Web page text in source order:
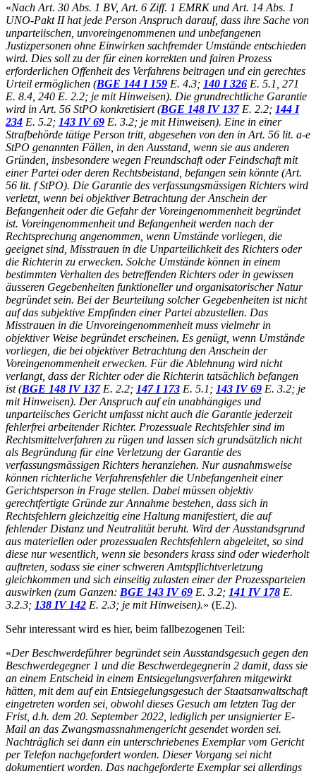
«Nach Art. 30 Abs. 1 BV, Art. 6 Ziff. 1 EMRK und Art. 14 Abs. 1
UNO-Pakt II hat jede Person Anspruch darauf, dass ihre Sache von
unparteiischen, unvoreingenommenen und unbefangenen
Justizpersonen ohne Einwirken sachfremder Umstände entschieden
wird. Dies soll zu der für einen korrekten und fairen Prozess
erforderlichen Offenheit des Verfahrens beitragen und ein gerechtes
Urteil ermöglichen (BGE 144 I 159 E. 4.3; 140 I 326 E. 5.1, 271
E. 8.4, 240 E. 2.2; je mit Hinweisen). Die grundrechtliche Garantie
wird in Art. 56 StPO konkretisiert (BGE 148 IV 137E. 2.2; 144 I
234 E. 5.2; 143 IV 69 E. 3.2; je mit Hinweisen). Eine in einer
Strafbehörde tätige Person tritt, abgesehen von den in Art. 56 lit. a-e
StPO genannten Fällen, in den Ausstand, wenn sie aus anderen
Gründen, insbesondere wegen Freundschaft oder Feindschaft mit
einer Partei oder deren Rechtsbeistand, befangen sein könnte (Art.
56 lit. f StPO). Die Garantie des verfassungsmässigen Richters wird
verletzt, wenn bei objektiver Betrachtung der Anschein der
Befangenheit oder die Gefahr der Voreingenommenheit begründet
ist. Voreingenommenheit und Befangenheit werden nach der
Rechtsprechung angenommen, wenn Umstände vorliegen, die
geeignet sind, Misstrauen in die Unparteilichkeit des Richters oder
die Richterin zu erwecken. Solche Umstände können in einem
bestimmten Verhalten des betreffenden Richters oder in gewissen
äusseren Gegebenheiten funktioneller und organisatorischer Natur
begründet sein. Bei der Beurteilung solcher Gegebenheiten ist nicht
auf das subjektive Empfinden einer Partei abzustellen. Das
Misstrauen in die Unvoreingenommenheit muss vielmehr in
objektiver Weise begründet erscheinen. Es genügt, wenn Umstände
vorliegen, die bei objektiver Betrachtung den Anschein der
Voreingenommenheit erwecken. Für die Ablehnung wird nicht
verlangt, dass der Richter oder die Richterin tatsächlich befangen
ist (BGE 148 IV 137E. 2.2; 147 I 173 E. 5.1; 143 IV 69 E. 3.2; je
mit Hinweisen). Der Anspruch auf ein unabhängiges und
unparteiisches Gericht umfasst nicht auch die Garantie jederzeit
fehlerfrei arbeitender Richter. Prozessuale Rechtsfehler sind im
Rechtsmittelverfahren zu rügen und lassen sich grundsätzlich nicht
als Begründung für eine Verletzung der Garantie des
verfassungsmässigen Richters heranziehen. Nur ausnahmsweise
können richterliche Verfahrensfehler die Unbefangenheit einer
Gerichtsperson in Frage stellen. Dabei müssen objektiv
gerechtfertigte Gründe zur Annahme bestehen, dass sich in
Rechtsfehlern gleichzeitig eine Haltung manifestiert, die auf
fehlender Distanz und Neutralität beruht. Wird der Ausstandsgrund
aus materiellen oder prozessualen Rechtsfehlern abgeleitet, so sind
diese nur wesentlich, wenn sie besonders krass sind oder wiederholt
auftreten, sodass sie einer schweren Amtspflichtverletzung
gleichkommen und sich einseitig zulasten einer der Prozessparteien
auswirken (zum Ganzen: BGE 143 IV 69 E. 3.2; 141 IV 178 E.
3.2.3; 138 IV 142 E. 2.3; je mit Hinweisen).» (E.2).
Sehr interessant wird es hier, beim fallbezogenen Teil:
«Der Beschwerdeführer begründet sein Ausstandsgesuch gegen den
Beschwerdegegner 1 und die Beschwerdegegnerin 2 damit, dass sie
an einem Entscheid in einem Entsiegelungsverfahren mitgewirkt
hätten, mit dem auf ein Entsiegelungsgesuch der Staatsanwaltschaft
eingetreten worden sei, obwohl dieses Gesuch am letzten Tag der
Frist, d.h. dem 20. September 2022, lediglich per unsignierter E-
Mail an das Zwangsmassnahmengericht gesendet worden sei.
Nachträglich sei dann ein unterschriebenes Exemplar vom Gericht
per Telefon nachgefordert worden. Dieser Vorgang sei nicht
dokumentiert worden. Das nachgeforderte Exemplar sei allerdings